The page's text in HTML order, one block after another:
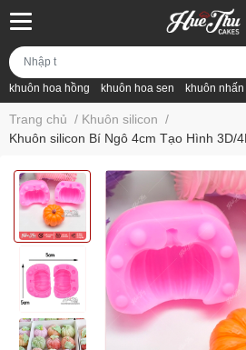
khuôn hoa hồng khuôn hoa sen khuôn nhấn
Trang chủ / Khuôn silicon /
Khuôn silicon Bí Ngô 4cm Tạo Hình 3D/